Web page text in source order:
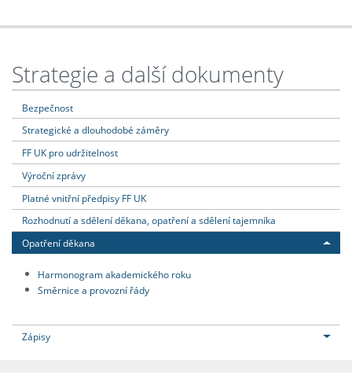
Strategie a další dokumenty
Bezpečnost
Strategické a dlouhodobé záměry
FF UK pro udržitelnost
Výroční zprávy
Platné vnitřní předpisy FF UK
Rozhodnutí a sdělení děkana, opatření a sdělení tajemníka
Opatření děkana
Harmonogram akademického roku
Směrnice a provozní řády
Zápisy